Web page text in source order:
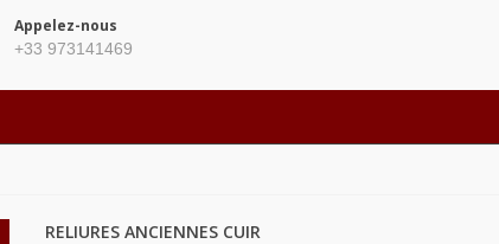
Appelez-nous
+33 973141469
RELIURES ANCIENNES CUIR